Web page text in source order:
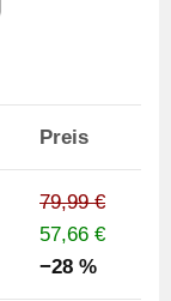
Preis
79,99 €
57,66 €
−28 %